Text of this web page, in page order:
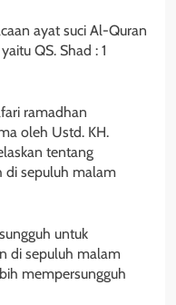
ayat suci Al-Quran
QS. Shad : 1
ramadhan
oleh Ustd. KH.
tentang
di sepuluh malam
untuk
di sepuluh malam
mempersungguh